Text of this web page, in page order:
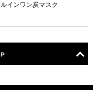
インワン炭マスク